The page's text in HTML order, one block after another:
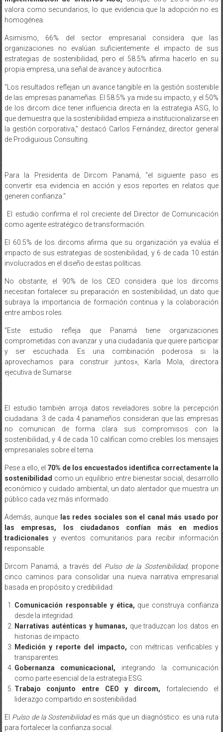
valora como secundarios, lo que evidencia que la adopción no es
homogénea.
Asimismo, 66% del sector empresarial considera que las
organizaciones no evalúan suficientemente el impacto de sus
estrategias de sostenibilidad, pero el 58.5% afirma hacerlo en su
propia empresa, una señal de avance y autocrítica.
“Los resultados reflejan un avance tangible en la gestión sostenible
de las empresas panameñas. El 58.5% ya mide su impacto, y el 50%
de los dircom dice tener influencia directa en la estrategia ASG, lo
que demuestra que la sostenibilidad empieza a institucionalizarse en
la gestión corporativa,” destacó Carlos Fernández, director general
de Prodiguious Consulting.
Para la Presidenta de Dircom Panamá, “el siguiente paso es
convertir esa evidencia en acción y esos reportes en relatos que
generen confianza.”
El estudio confirma el rol creciente del Director de Comunicación
como agente estratégico de transformación.
El 60.5% de los dircoms afirma que su organización ya evalúa el
impacto de sus estrategias de sostenibilidad, y 6 de cada 10 están
involucrados en el diseño de estas políticas.
No obstante, el 90% de los CEO considera que los dircoms
necesitan fortalecer su preparación en sostenibilidad, un dato que
subraya la importancia de formación continua y la colaboración
entre ambos roles.
“Este estudio refleja que Panamá tiene organizaciones
comprometidas con avanzar y una ciudadanía que quiere participar
y ser escuchada. Es una combinación poderosa si la
aprovechamos para construir juntos», Karla Mola, directora
ejecutiva de Sumarse.
El estudio también arroja datos reveladores sobre la percepción
ciudadana: 3 de cada 4 panameños consideran que las empresas
no comunican de forma clara sus compromisos con la
sostenibilidad, y 4 de cada 10 califican como creíbles los mensajes
empresariales sobre el tema.
Pese a ello, el 70% de los encuestados identifica correctamente la
sostenibilidad como un equilibrio entre bienestar social, desarrollo
económico y cuidado ambiental, un dato alentador que muestra un
público cada vez más informado.
Además, aunque las redes sociales son el canal más usado por
las empresas, los ciudadanos confían más en medios
tradicionales y eventos comunitarios para recibir información
responsable.
Dircom Panamá, a través del Pulso de la Sostenibilidad, propone
cinco caminos para consolidar una nueva narrativa empresarial
basada en propósito y credibilidad:
Comunicación responsable y ética, que construya confianza
desde la integridad.
Narrativas auténticas y humanas, que traduzcan los datos en
historias de impacto.
Medición y reporte del impacto, con métricas verificables y
transparentes.
Gobernanza comunicacional, integrando la comunicación
como parte esencial de la estrategia ESG.
Trabajo conjunto entre CEO y dircom, fortaleciendo el
liderazgo compartido en sostenibilidad.
El Pulso de la Sostenibilidades más que un diagnóstico: es una ruta
para fortalecer la confianza social.